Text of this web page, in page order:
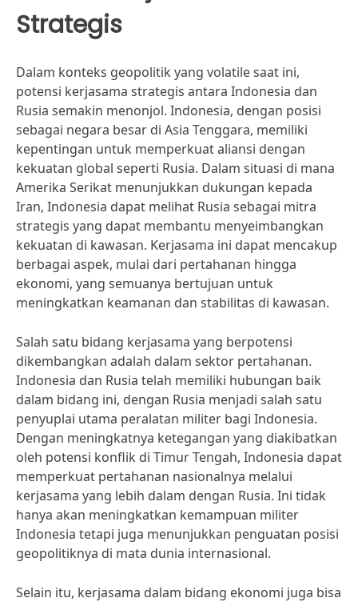
Strategis
Dalam konteks geopolitik yang volatile saat ini,
potensi kerjasama strategis antara Indonesia dan
Rusia semakin menonjol. Indonesia, dengan posisi
sebagai negara besar di Asia Tenggara, memiliki
kepentingan untuk memperkuat aliansi dengan
kekuatan global seperti Rusia. Dalam situasi di mana
Amerika Serikat menunjukkan dukungan kepada
Iran, Indonesia dapat melihat Rusia sebagai mitra
strategis yang dapat membantu menyeimbangkan
kekuatan di kawasan. Kerjasama ini dapat mencakup
berbagai aspek, mulai dari pertahanan hingga
ekonomi, yang semuanya bertujuan untuk
meningkatkan keamanan dan stabilitas di kawasan.
Salah satu bidang kerjasama yang berpotensi
dikembangkan adalah dalam sektor pertahanan.
Indonesia dan Rusia telah memiliki hubungan baik
dalam bidang ini, dengan Rusia menjadi salah satu
penyuplai utama peralatan militer bagi Indonesia.
Dengan meningkatnya ketegangan yang diakibatkan
oleh potensi konflik di Timur Tengah, Indonesia dapat
memperkuat pertahanan nasionalnya melalui
kerjasama yang lebih dalam dengan Rusia. Ini tidak
hanya akan meningkatkan kemampuan militer
Indonesia tetapi juga menunjukkan penguatan posisi
geopolitiknya di mata dunia internasional.
Selain itu, kerjasama dalam bidang ekonomi juga bisa